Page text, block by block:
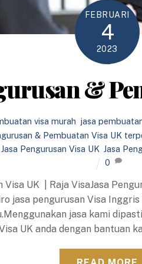
FEBRUARI
4
2023
&
visa murah jasa
& Pembuatan Visa UK
,Jasa Pengurusan Visa UK ,Jasa
0
Visa UK | Raja VisaJasa
jasa pengurusan Visa
jasa kami
UK anda dengan bantuan